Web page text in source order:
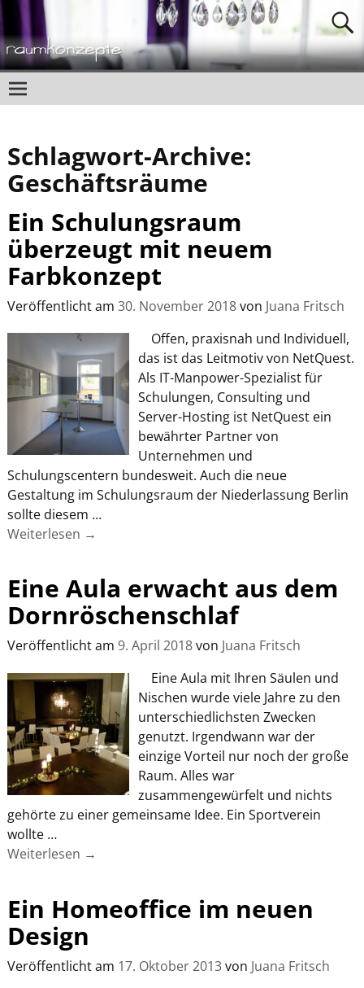
Schlagwort-Archive:
Geschäftsräume
Ein Schulungsraum
überzeugt mit neuem
Farbkonzept
Veröffentlicht am 30. November 2018von Juana Fritsch
Offen, praxisnah und Individuell,
das ist das Leitmotiv von NetQuest.
Als IT-Manpower-Spezialist für
Schulungen, Consulting und
Server-Hosting ist NetQuest ein
bewährter Partner von
Unternehmen und
Schulungscentern bundesweit. Auch die neue
Gestaltung im Schulungsraum der Niederlassung Berlin
sollte diesem …
Weiterlesen →
Eine Aula erwacht aus dem
Dornröschenschlaf
Veröffentlicht am 9. April 2018von Juana Fritsch
Eine Aula mit Ihren Säulen und
Nischen wurde viele Jahre zu den
unterschiedlichsten Zwecken
genutzt. Irgendwann war der
einzige Vorteil nur noch der große
Raum. Alles war
zusammengewürfelt und nichts
gehörte zu einer gemeinsame Idee. Ein Sportverein
wollte …
Weiterlesen →
Ein Homeoffice im neuen
Design
Veröffentlicht am 17. Oktober 2013von Juana Fritsch